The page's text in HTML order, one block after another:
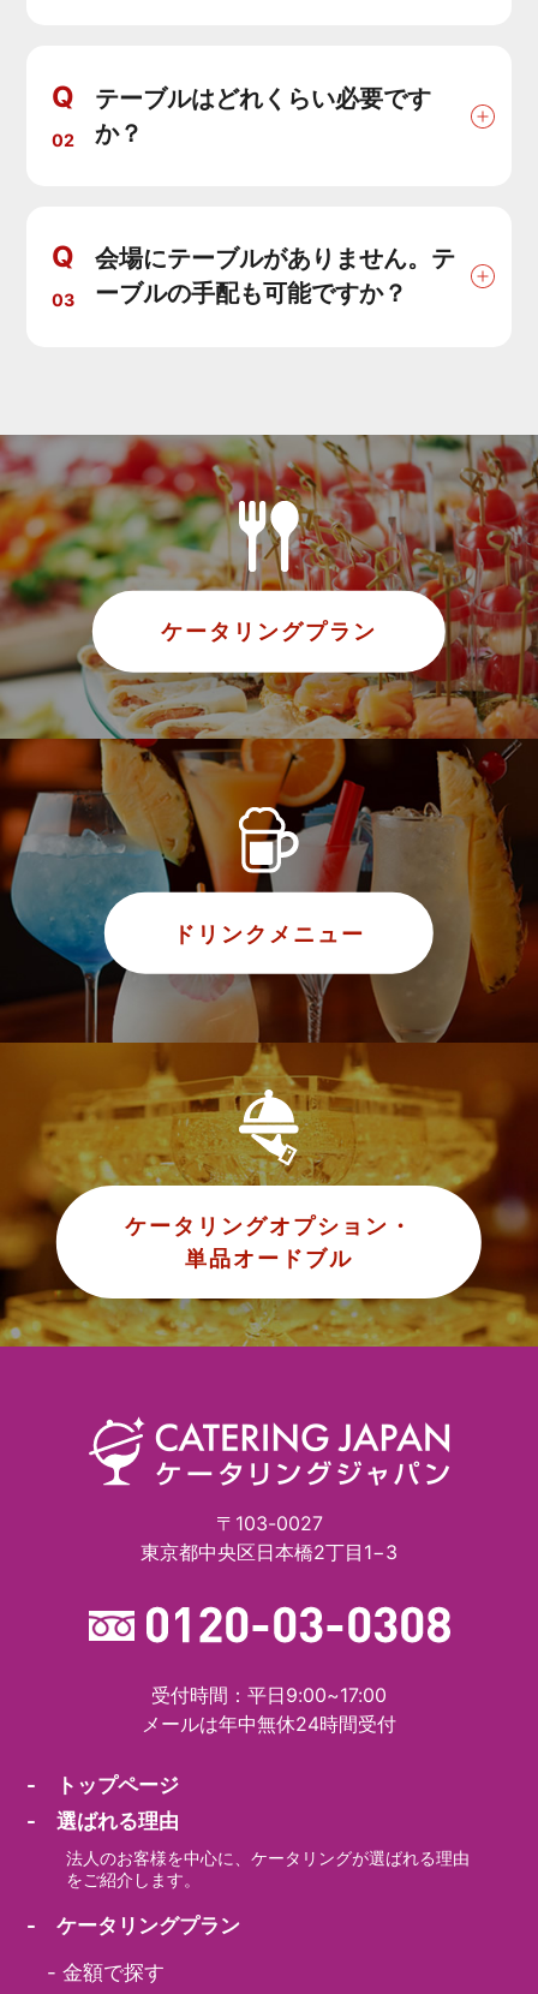
Q
02
テーブルはどれくらい必要です
か？
Q
03
会場にテーブルがありません。テ
ーブルの手配も可能ですか？
ケータリングプラン
ドリンクメニュー
ケータリングオプション・
単品オードブル
〒103-0027
東京都中央区日本橋2丁目1−3
受付時間：平日9:00~17:00
メールは年中無休24時間受付
- トップページ
- 選ばれる理由
法人のお客様を中心に、ケータリングが選ばれる理由
をご紹介します。
- ケータリングプラン
-金額で探す